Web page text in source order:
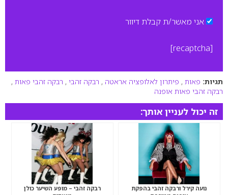
אני מאשר/ת קבלת דיוור
[recaptcha]
תגיות: פאות , פיתרון לאלופציה אראטה , רבקה זהבי , רבקה זהבי פאות ,
רבקה זהבי פאות אופנה
זה יכול לעניין אותך:
נועה קירל ורבקה זהבי בהפקת
רבקה זהבי – מופע השיער כולן